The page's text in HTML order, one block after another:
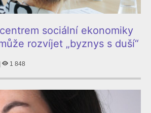
sociální ekonomiky
rozvíjet „byznys s duší“
1 848